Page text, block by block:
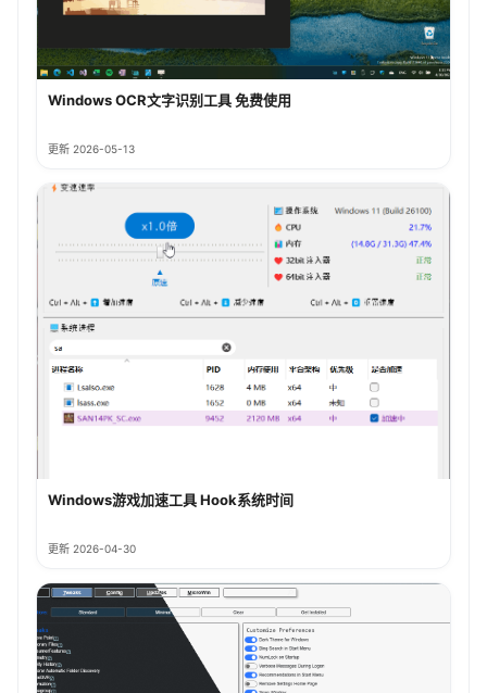
Windows OCR文字识别工具 免费使用
更新 2026-05-13
Windows游戏加速工具 Hook系统时间
更新 2026-04-30